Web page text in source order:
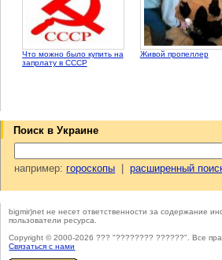
Что можно было купить на
запрлату в СССР
Живой пропеллер
Поиск в Украине
например:гороскопы |расширенный
bigmir)net не несет ответственности за содержание
пользователи ресурса.
Copyright © 2000-2026 ??? "???????? ??????". Все
Cвязаться с нами